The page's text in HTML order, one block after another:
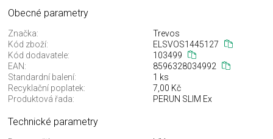
Obecné parametry
Značka:
Trevos
Kód zboží:
ELSVOS1445127
Kód dodavatele:
103499
EAN:
8596328034992
Standardní balení:
1 ks
Recyklační poplatek:
7,00 Kč
Produktová řada:
PERUN SLIM Ex
Technické parametry